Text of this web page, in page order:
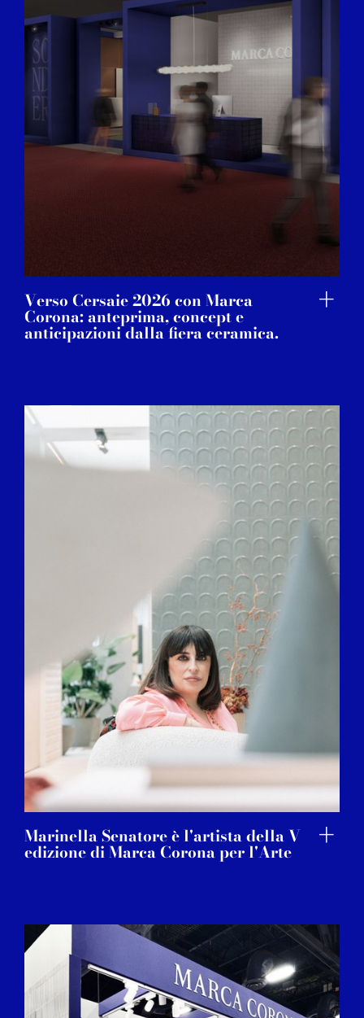
may combine it with other information that you’ve
provided to them or that they’ve collected from your use
of their services.
Verso Cersaie 2026 con Marca
Corona: anteprima, concept e
anticipazioni dalla fiera ceramica.
Marinella Senatore è l'artista della V
edizione di Marca Corona per l'Arte